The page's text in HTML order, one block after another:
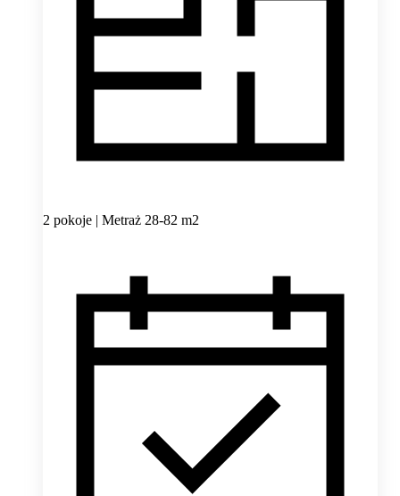
2 pokoje | Metraż 28-82 m2